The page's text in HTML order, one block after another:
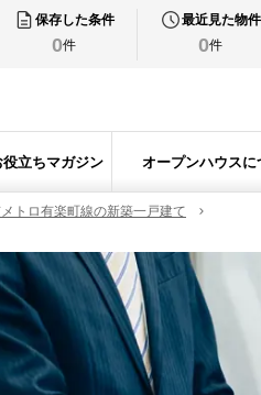
保存した条件
0件
最近見た物件
0件
立ちマガジン オープンハウスに
トロ有楽町線の新築一戸建て